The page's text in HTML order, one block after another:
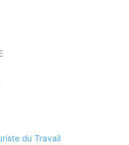
du Travail